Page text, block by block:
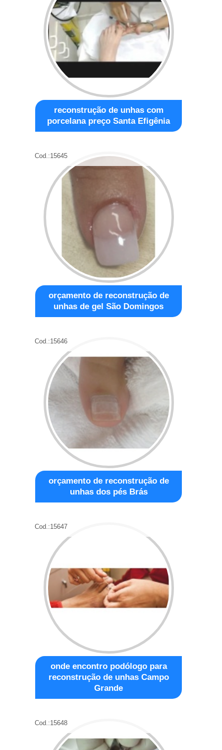
reconstrução de unhas com
porcelana preço Santa Efigênia
Cod.:15645
orçamento de reconstrução de
unhas de gel São Domingos
Cod.:15646
orçamento de reconstrução de
unhas dos pés Brás
Cod.:15647
onde encontro podólogo para
reconstrução de unhas Campo
Grande
Cod.:15648